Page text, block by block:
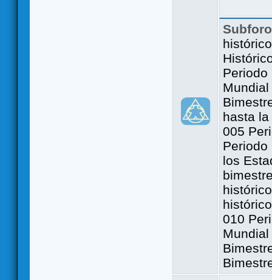
Periodo
hasta
005
Periodo
los
010